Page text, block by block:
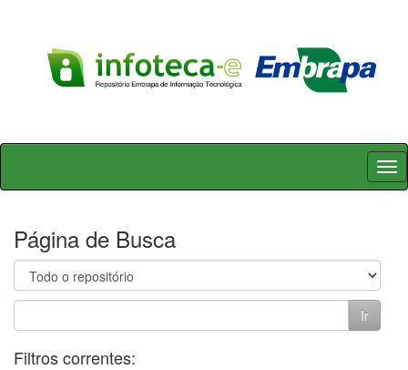
Skip
Página de Busca
Filtros correntes: